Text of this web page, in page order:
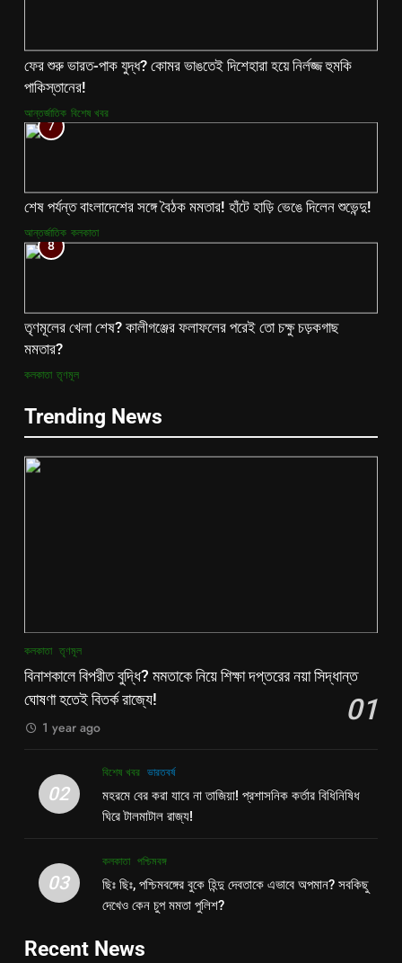
ফের শুরু ভারত-পাক যুদ্ধ? কোমর ভাঙতেই দিশেহারা হয়ে নির্লজ্জ হুমকি
পাকিস্তানের!
আন্তর্জাতিক বিশেষ খবর
7
শেষ পর্যন্ত বাংলাদেশের সঙ্গে বৈঠক মমতার! হাঁটে হাড়ি ভেঙে দিলেন শুভেন্দু!
আন্তর্জাতিক কলকাতা
8
তৃণমূলের খেলা শেষ? কালীগঞ্জের ফলাফলের পরেই তো চক্ষু চড়কগাছ
মমতার?
কলকাতা তৃণমূল
Trending News
কলকাতা তৃণমূল
বিনাশকালে বিপরীত বুদ্ধি? মমতাকে নিয়ে শিক্ষা দপ্তরের নয়া সিদ্ধান্ত
ঘোষণা হতেই বিতর্ক রাজ্যে!
01
1 year ago
02
বিশেষ খবর ভারতবর্ষ
মহরমে বের করা যাবে না তাজিয়া! প্রশাসনিক কর্তার বিধিনিষিধ
ঘিরে টালমাটাল রাজ্য!
03
কলকাতা পশ্চিমবঙ্গ
ছিঃ ছিঃ, পশ্চিমবঙ্গের বুকে হিন্দু দেবতাকে এভাবে অপমান? সবকিছু
দেখেও কেন চুপ মমতা পুলিশ?
Recent News